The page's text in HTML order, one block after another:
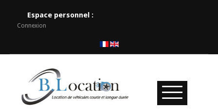
Espace personnel :
Connexion